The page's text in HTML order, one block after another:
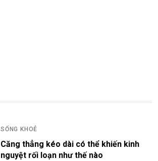
SỐNG KHOẺ
Căng thẳng kéo dài có thể khiến kinh
nguyệt rối loạn như thế nào